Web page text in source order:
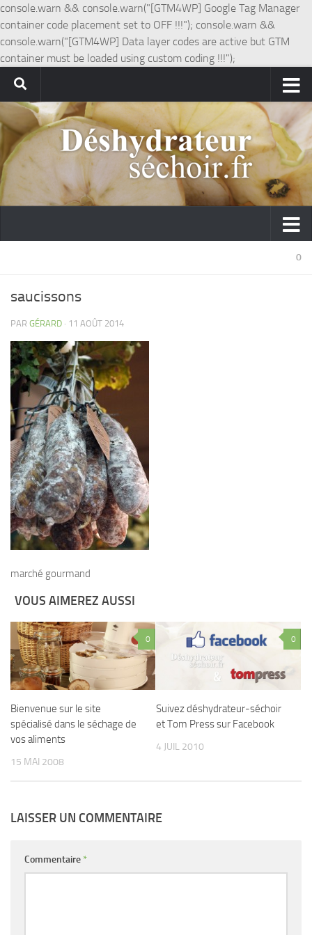
console.warn && console.warn("[GTM4WP] Google Tag Manager
container code placement set to OFF !!!"); console.warn &&
console.warn("[GTM4WP] Data layer codes are active but GTM
container must be loaded using custom coding !!!");
0
saucissons
PAR GÉRARD · 11 AOÛT 2014
marché gourmand
VOUS AIMEREZ AUSSI
0
Bienvenue sur le site
spécialisé dans le séchage de
vos aliments
15 MAI 2008
0
Suivez déshydrateur-séchoir
et Tom Press sur Facebook
4 JUIL 2010
LAISSER UN COMMENTAIRE
Commentaire *